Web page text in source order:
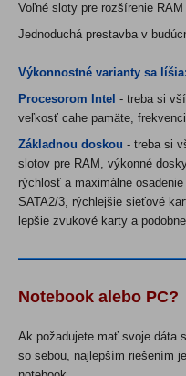
Voľné sloty pre rozšírenie
Jednoduchá prestavba v
Výkonnostné varianty sa líšia:
Procesorom Intel - treba si
veľkosť cahe pamäte,
Základnou doskou - treba si
slotov pre RAM, výkonné
rýchlosť a maximálne
SATA2/3, rýchlejšie sieťové
lepšie zvukové karty a
Notebook alebo PC?
Ak požadujete mať svoje dáta
so sebou, najlepším riešením je